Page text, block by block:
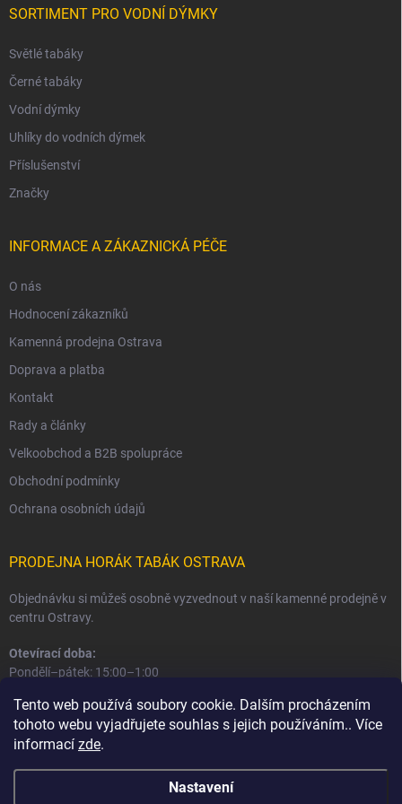
Tento web používá soubory cookie. Dalším procházením
tohoto webu vyjadřujete souhlas s jejich používáním.. Více
informací zde.
Nastavení
SORTIMENT PRO VODNÍ DÝMKY
Světlé tabáky
Černé tabáky
Vodní dýmky
Uhlíky do vodních dýmek
Příslušenství
Značky
INFORMACE A ZÁKAZNICKÁ PÉČE
O nás
Hodnocení zákazníků
Kamenná prodejna Ostrava
Doprava a platba
Kontakt
Rady a články
Velkoobchod a B2B spolupráce
Obchodní podmínky
Ochrana osobních údajů
PRODEJNA HORÁK TABÁK OSTRAVA
Objednávku si můžeš osobně vyzvednout v naší kamenné prodejně v
centru Ostravy.
Otevírací doba:
Pondělí–pátek: 15:00–1:00
Informace o prodejně a osobním odběru